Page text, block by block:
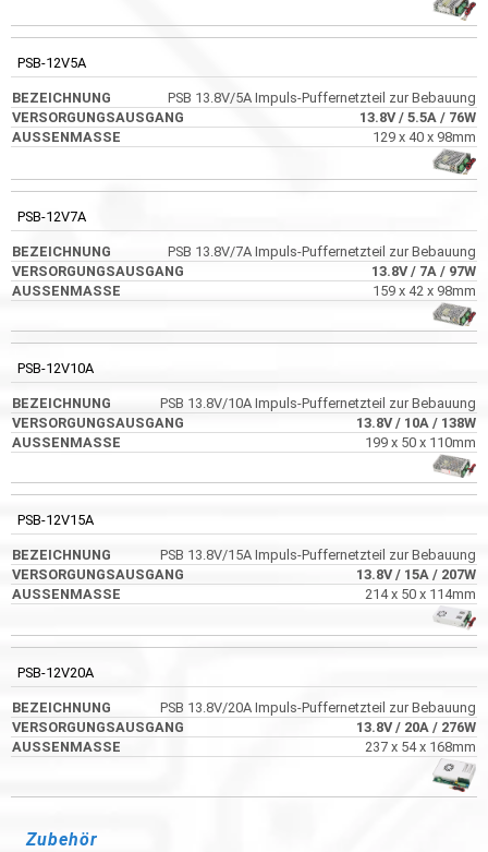
PSB-12V5A
PSB 13.8V/5A Impuls-Puffernetzteil zur Bebauung
13.8V/ 5.5A / 76W
129 x 40 x 98mm
PSB-12V7A
PSB 13.8V/7A Impuls-Puffernetzteil zur Bebauung
13.8V/ 7A / 97W
159 x 42 x 98mm
PSB-12V10A
PSB 13.8V/10A Impuls-Puffernetzteil zur Bebauung
13.8V/ 10A / 138W
199 x 50 x 110mm
PSB-12V15A
PSB 13.8V/15A Impuls-Puffernetzteil zur Bebauung
13.8V/ 15A / 207W
214 x 50 x 114mm
PSB-12V20A
PSB 13.8V/20A Impuls-Puffernetzteil zur Bebauung
13.8V/ 20A / 276W
237 x 54 x 168mm
Zubehör